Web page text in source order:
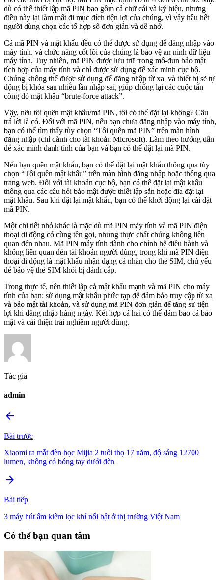
dù có thể thiết lập mã PIN bao gồm cả chữ cái và ký hiệu, nhưng
điều này lại làm mất đi mục đích tiện lợi của chúng, vì vậy hầu hết
người dùng chọn các tổ hợp số đơn giản và dễ nhớ.
Cả mã PIN và mật khẩu đều có thể được sử dụng để đăng nhập vào
máy tính, và chức năng cốt lõi của chúng là bảo vệ an ninh dữ liệu
máy tính. Tuy nhiên, mã PIN được lưu trữ trong mô-đun bảo mật
tích hợp của máy tính và chỉ được sử dụng để xác minh cục bộ.
Chúng không thể được sử dụng để đăng nhập từ xa, và thiết bị sẽ tự
động bị khóa sau nhiều lần nhập sai, giúp chống lại các cuộc tấn
công dò mật khẩu “brute-force attack”.
Vậy, nếu tôi quên mật khẩu/mã PIN, tôi có thể đặt lại không? Câu
trả lời là có. Đối với mã PIN, nếu bạn chưa đăng nhập vào máy tính,
bạn có thể tìm thấy tùy chọn “Tôi quên mã PIN” trên màn hình
đăng nhập (chỉ dành cho tài khoản Microsoft). Làm theo hướng dẫn
để xác minh danh tính của bạn và bạn có thể đặt lại mã PIN.
Nếu bạn quên mật khẩu, bạn có thể đặt lại mật khẩu thông qua tùy
chọn “Tôi quên mật khẩu” trên màn hình đăng nhập hoặc thông qua
trang web. Đối với tài khoản cục bộ, bạn có thể đặt lại mật khẩu
thông qua các câu hỏi bảo mật được thiết lập sẵn hoặc đĩa đặt lại
mật khẩu. Sau khi đặt lại mật khẩu, bạn có thể khởi động lại cài đặt
mã PIN.
Một chi tiết nhỏ khác là mặc dù mã PIN máy tính và mã PIN điện
thoại di động có cùng tên gọi, nhưng thực chất chúng không liên
quan đến nhau. Mã PIN máy tính dành cho chính hệ điều hành và
không liên quan đến tài khoản người dùng, trong khi mã PIN điện
thoại di động là mật khẩu nhận dạng cá nhân cho thẻ SIM, chủ yếu
để bảo vệ thẻ SIM khỏi bị đánh cắp.
Trong thực tế, nên thiết lập cả mật khẩu mạnh và mã PIN cho máy
tính của bạn: sử dụng mật khẩu phức tạp để đảm bảo truy cập từ xa
và bảo mật tài khoản, và sử dụng mã PIN đơn giản để tăng sự tiện
lợi khi đăng nhập hàng ngày. Kết hợp cả hai có thể đảm bảo cả bảo
mật và cải thiện trải nghiệm người dùng.
Tác giả
admin
arrow_back
Bài trước
Xiaomi ra mắt đèn học Mijia 2 tuổi thọ 17 năm, độ sáng 12700
lumen, không có bóng tay dưới đèn
arrow_forward
Bài tiếp
3 máy hút ẩm kiêm lọc khí nổi bật ở thị trường Việt Nam
Có thể bạn quan tâm